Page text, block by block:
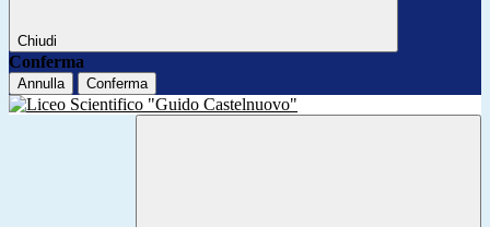
Chiudi
Conferma
Annulla Conferma